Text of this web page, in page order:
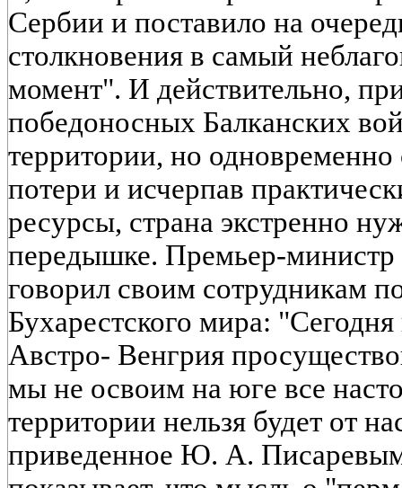
Сербии и поставило на
столкновения в самый
момент". И действительно,
победоносных Балканских
территории, но
потери и исчерпав
ресурсы, страна экстренно
передышке. Премьер-
говорил своим сотрудникам
Бухарестского мира:
Австро- Венгрия
мы не освоим на юге все
территории нельзя будет от
приведенное Ю. А. Писаревым